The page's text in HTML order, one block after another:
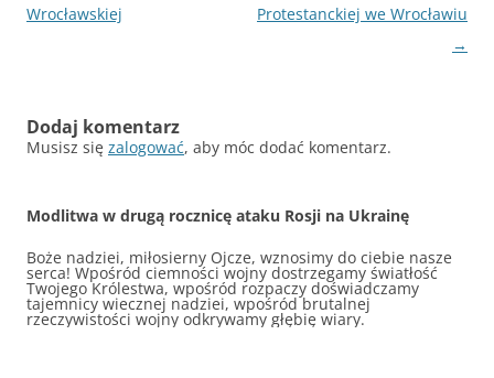
wpisu
Wrocławskiej
Protestanckiej we Wrocławiu
→
Dodaj komentarz
Musisz się zalogować, aby móc dodać komentarz.
Modlitwa w drugą rocznicę ataku Rosji na Ukrainę
Boże nadziei, miłosierny Ojcze, wznosimy do ciebie nasze
serca! Wpośród ciemności wojny dostrzegamy światłość
Twojego Królestwa, wpośród rozpaczy doświadczamy
tajemnicy wiecznej nadziei, wpośród brutalnej
rzeczywistości wojny odkrywamy głębię wiary.